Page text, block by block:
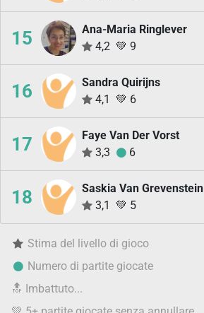
15
Ana-Maria Ringlever
4,2 💚 9
16
Sandra Quirijns
4,1
💚 6
17
Faye Van Der Vorst
3,3
6
18
Saskia Van Grevenstein
3,1
💚 5
Stima del livello di gioco
Numero di partite giocate
🔝 Imbattuto...